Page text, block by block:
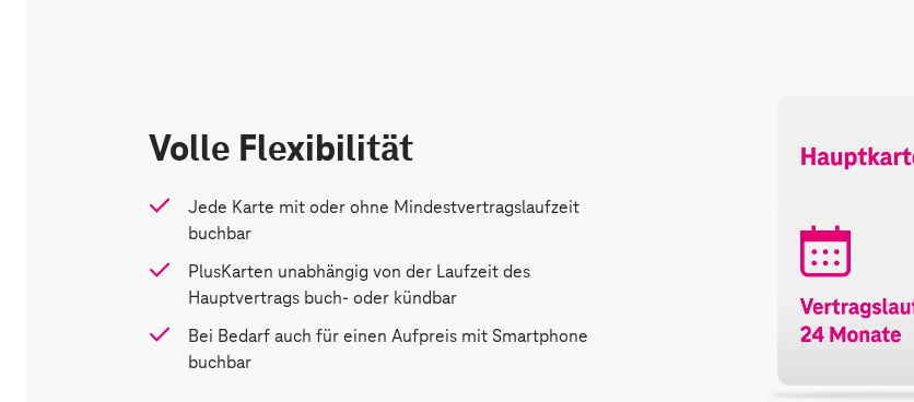
Volle Flexibilität
Jede Karte mit oder ohne Mindestvertragslaufzeit
buchbar
PlusKarten unabhängig von der Laufzeit des
Hauptvertrags buch- oder kündbar
Bei Bedarf auch für einen Aufpreis mit Smartphone
buchbar